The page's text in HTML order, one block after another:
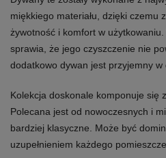
miękkiego materiału, dzięki czemu
żywotność i komfort w
sprawia, że jego czyszczenie nie
dodatkowo dywan jest przyjemny w
Kolekcja doskonale komponuje się
Polecana jest od nowoczesnych i
bardziej klasyczne. Może być
uzupełnieniem każdego